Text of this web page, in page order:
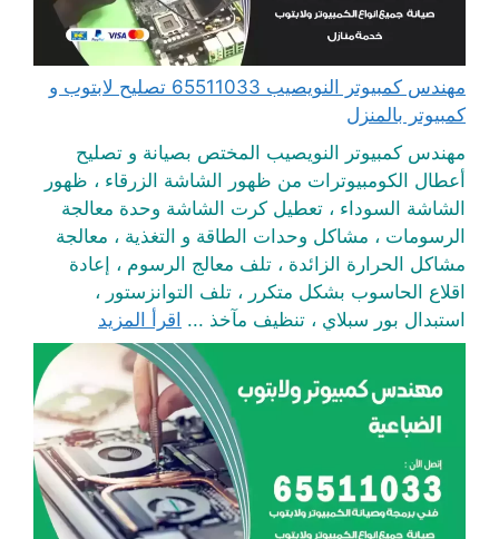
مهندس كمبيوتر النويصيب 65511033 تصليح لابتوب و
كمبيوتر بالمنزل
مهندس كمبيوتر النويصيب المختص بصيانة و تصليح
أعطال الكومبيوترات من ظهور الشاشة الزرقاء ، ظهور
الشاشة السوداء ، تعطيل كرت الشاشة وحدة معالجة
الرسومات ، مشاكل وحدات الطاقة و التغذية ، معالجة
مشاكل الحرارة الزائدة ، تلف معالج الرسوم ، إعادة
اقلاع الحاسوب بشكل متكرر ، تلف التوانزستور ،
استبدال بور سبلاي ، تنظيف مآخذ ... اقرأ المزيد